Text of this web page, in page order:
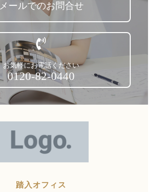
メールでのお問合せ
お気軽にお電話ください
0120-82-0440
踏入オフィス